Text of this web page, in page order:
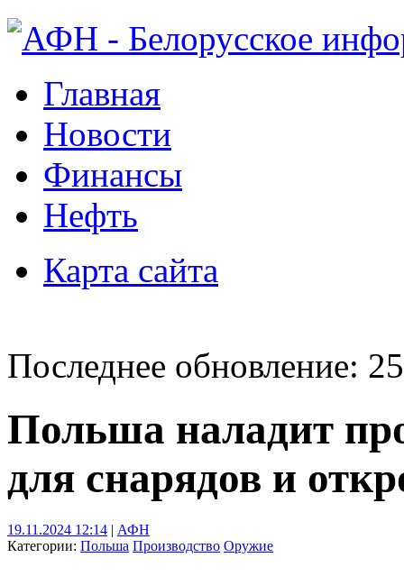
Главная
Новости
Финансы
Нефть
Карта сайта
Последнее обновление:
Польша наладит
для снарядов и
19.11.2024 12:14 | АФН
Категории: Польша Производство Оружие